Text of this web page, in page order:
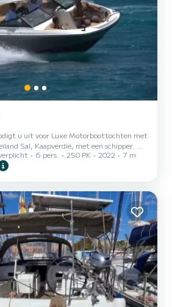
u uit voor Luxe Motorboottochten met
Sal, Kaapverdië, met een schipper. We
van elke leeftijd tevreden zullen
(Gelieve de beschrijving zorgvuldig te
Zuidelijke en
Sal of westkust va...
6 pers. 250 PK 2022 7 m